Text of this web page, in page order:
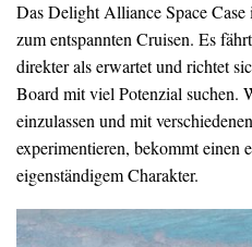
Das Delight Alliance Space
zum entspannten Cruisen. Es
direkter als erwartet und richtet
Board mit viel Potenzial suchen.
einzulassen und mit
experimentieren, bekommt einen
eigenständigem Charakter.